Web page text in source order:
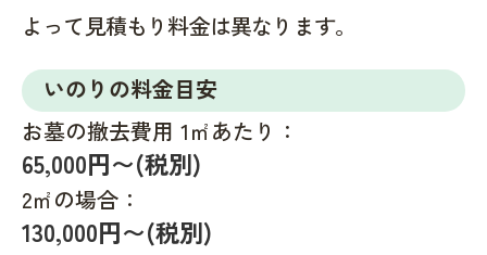
よって見積もり料金は異なります。
いのりの料金目安
お墓の撤去費用 1㎡あたり：
65,000円〜(税別)
2㎡の場合：
130,000円〜(税別)